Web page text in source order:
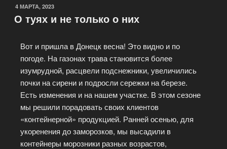
4 МАРТА, 2023
О туях и не только о них
Вот и пришла в Донецк весна! Это видно и по
погоде. На газонах трава становится более
изумрудной, расцвели подснежники, увеличились
почки на сирени и подросли сережки на березе.
Есть изменения и на нашем участке. В этом сезоне
мы решили порадовать своих клиентов
«контейнерной» продукцией. Ранней осенью, для
укоренения до заморозков, мы высадили в
контейнеры морозники разных возрастов,